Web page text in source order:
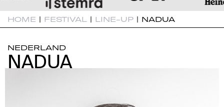
HOME | FESTIVAL | LINE-UP | NADUA
NEDERLAND
NADUA
NADUA